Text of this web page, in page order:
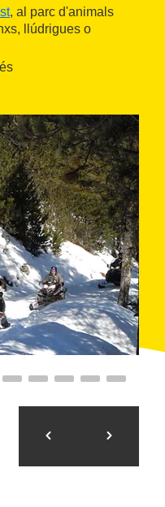
, al parc d'animals
llúdrigues o
amb helicòpter des
verge en un entorn
per dotze gossos i
que Copos Events
al bosc del Dossau
amb dinar o sopar.
a la Noguera
braves d'Espanya,
de més de quatre